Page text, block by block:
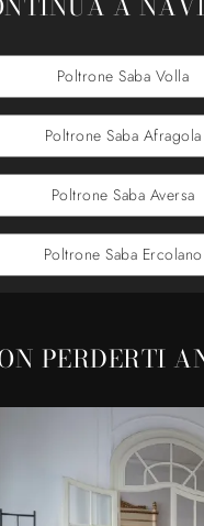
A
Poltrone Saba Volla
Poltrone Saba Afragola
Poltrone Saba Aversa
Poltrone Saba Ercolano
PERDERTI